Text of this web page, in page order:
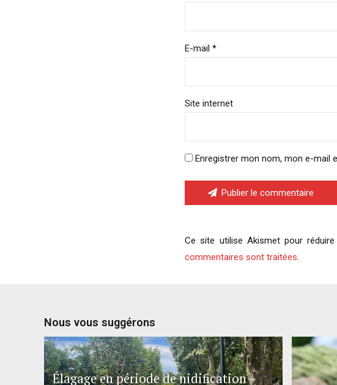
E-mail *
Site internet
Enregistrer mon nom, mon e-mail
Publier le commentaire
Ce site utilise Akismet pour réduire
commentaires sont traitées.
Nous vous suggérons
Élagage en période de nidification –